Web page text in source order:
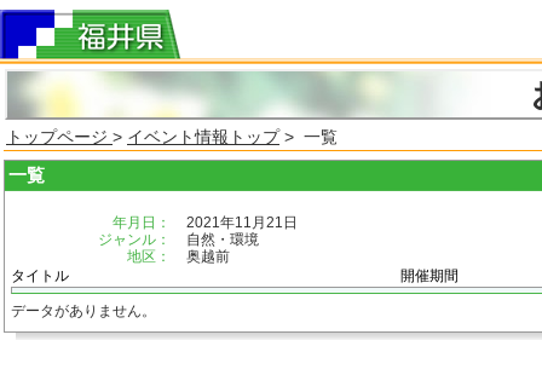
トップページ > イベント情報トップ> 一覧
一覧
年月日：
2021年11月21日
ジャンル：
自然・環境
地区：
奥越前
タイトル
開催期間
データがありません。